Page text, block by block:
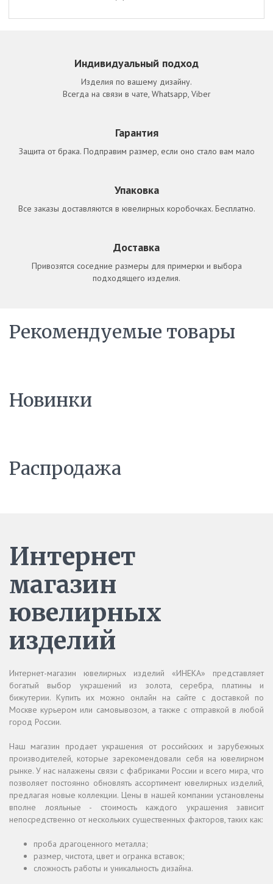
Индивидуальный подход
Изделия по вашему дизайну.
Всегда на связи в чате, Whatsapp, Viber
Гарантия
Защита от брака. Подправим размер, если оно стало вам мало
Упаковка
Все заказы доставляются в ювелирных коробочках. Бесплатно.
Доставка
Привозятся соседние размеры для примерки и выбора
подходящего изделия.
Рекомендуемые товары
Новинки
Распродажа
Интернет
магазин
ювелирных
изделий
Интернет-магазин ювелирных изделий «ИНЕКА» представляет
богатый выбор украшений из золота, серебра, платины и
бижутерии. Купить их можно онлайн на сайте с доставкой по
Москве курьером или самовывозом, а также с отправкой в любой
город России.
Наш магазин продает украшения от российских и зарубежных
производителей, которые зарекомендовали себя на ювелирном
рынке. У нас налажены связи с фабриками России и всего мира, что
позволяет постоянно обновлять ассортимент ювелирных изделий,
предлагая новые коллекции. Цены в нашей компании установлены
вполне лояльные - стоимость каждого украшения зависит
непосредственно от нескольких существенных факторов, таких как:
проба драгоценного металла;
размер, чистота, цвет и огранка вставок;
сложность работы и уникальность дизайна.